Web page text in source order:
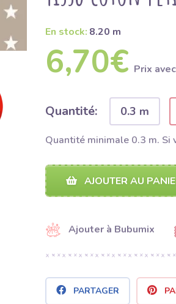
En stock: 8.20 m
6,70€ Prix
Quantité: 0.3 m
Quantité minimale 0.3 m. Si
AJOUTER AU
Ajouter à Bubumix
PARTAGER